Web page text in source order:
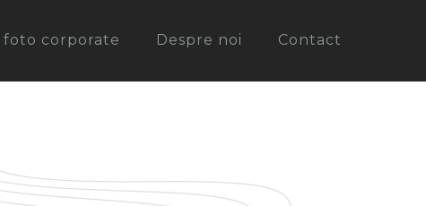
foto corporate Despre noi Contact